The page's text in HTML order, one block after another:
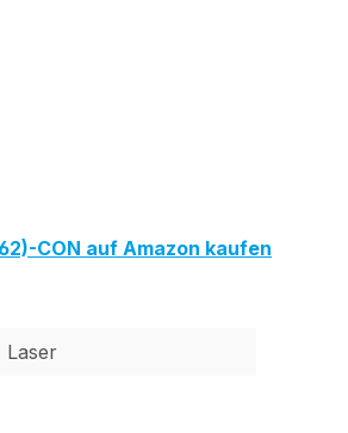
CON auf Amazon kaufen
Laser